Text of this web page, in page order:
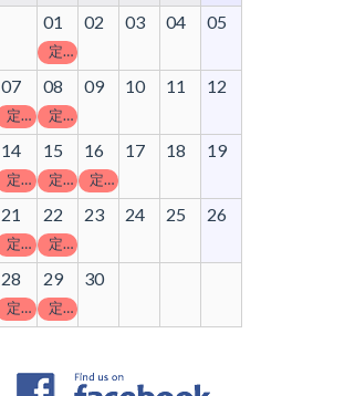
01
定休日
02 03 04 05
07
定休日
08
定休日
09 10 11 12
14
定休日
15
定休日
16
定休日
17 18 19
21
定休日
22
定休日
23 24 25 26
28
定休日
29
定休日
30